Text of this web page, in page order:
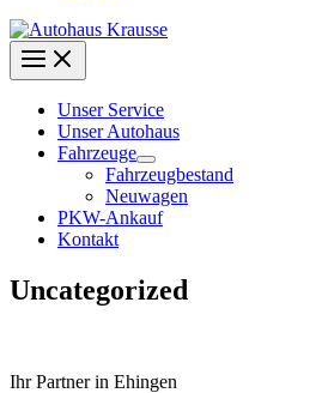
Unser Service
Unser Autohaus
Fahrzeuge
Fahrzeugbestand
Neuwagen
PKW-Ankauf
Kontakt
Uncategorized
Ihr Partner in Ehingen